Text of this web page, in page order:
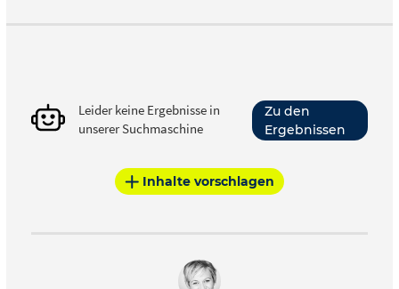
Leider keine Ergebnisse in
unserer Suchmaschine
Zu den
Ergebnissen
Inhalte vorschlagen